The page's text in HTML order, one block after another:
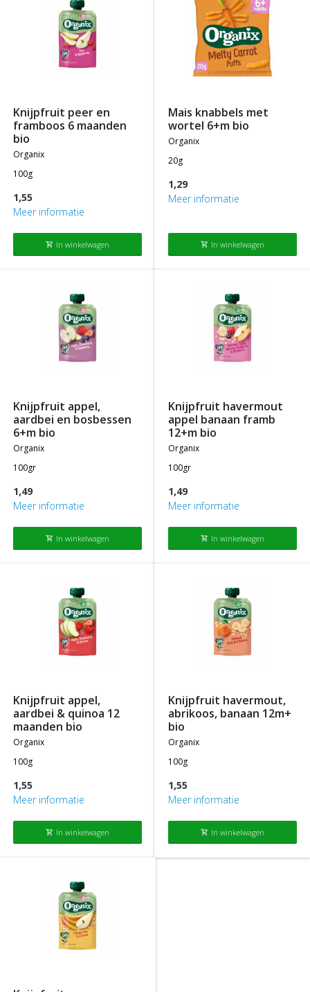
knijpfruit peer en
framboos 6 maanden
bio
organix
100g
1,55
Meer informatie
shopping_cart In winkelwagen
mais knabbels met
wortel 6+m bio
organix
20g
1,29
Meer informatie
shopping_cart In winkelwagen
knijpfruit appel,
aardbei en bosbessen
6+m bio
organix
100gr
1,49
Meer informatie
shopping_cart In winkelwagen
knijpfruit havermout
appel banaan framb
12+m bio
organix
100gr
1,49
Meer informatie
shopping_cart In winkelwagen
knijpfruit appel,
aardbei & quinoa 12
maanden bio
organix
100g
1,55
Meer informatie
shopping_cart In winkelwagen
knijpfruit havermout,
abrikoos, banaan 12m+
bio
organix
100g
1,55
Meer informatie
shopping_cart In winkelwagen